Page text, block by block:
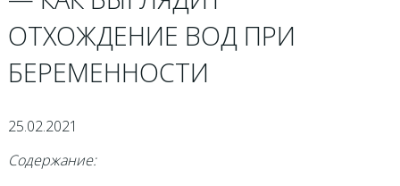
ОТХОЖДЕНИЕ ВОД ПРИ
БЕРЕМЕННОСТИ
25.02.2021
Содержание: